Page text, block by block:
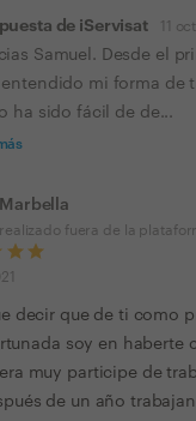
de iServisat 11
Samuel. Desde el
entendido mi forma de
ha sido fácil de de...
realizado fuera de la
decir que de ti como
soy en haberte
muy participe de
de un año